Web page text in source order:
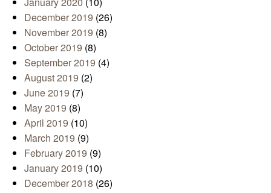
December 2019 (26)
November 2019 (8)
October 2019 (8)
September 2019 (4)
August 2019 (2)
June 2019 (7)
May 2019 (8)
April 2019 (10)
March 2019 (9)
February 2019 (9)
January 2019 (10)
December 2018 (26)